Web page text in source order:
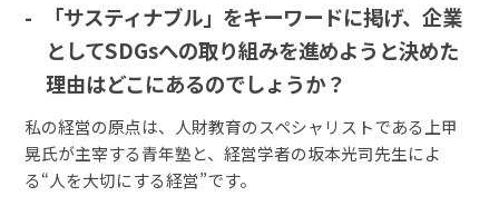
「サスティナブル」をキーワードに掲げ、企業
としてSDGsへの取り組みを進めようと決めた
理由はどこにあるのでしょうか？
私の経営の原点は、人財教育のスペシャリストである上甲
晃氏が主宰する青年塾と、経営学者の坂本光司先生によ
る“人を大切にする経営”です。